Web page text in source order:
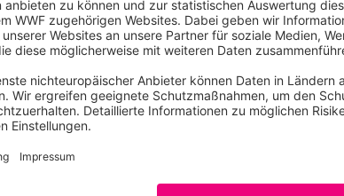
Deutschland International
Expert:innen-
trifft sich in Rom
beratende Expertengruppe des Projekts